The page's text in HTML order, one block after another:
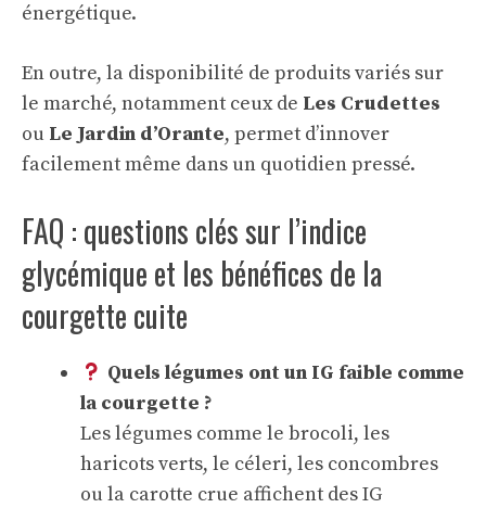
énergétique.
En outre, la disponibilité de produits variés sur
le marché, notamment ceux de Les Crudettes
ou Le Jardin d’Orante, permet d’innover
facilement même dans un quotidien pressé.
FAQ : questions clés sur l’indice
glycémique et les bénéfices de la
courgette cuite
Quels légumes ont un IG faible comme
la courgette ?
Les légumes comme le brocoli, les
haricots verts, le céleri, les concombres
ou la carotte crue affichent des IG